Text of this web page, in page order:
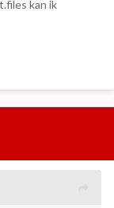
kan ik